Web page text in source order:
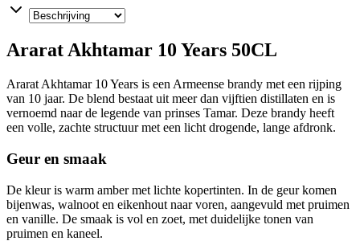
Ararat Akhtamar 10 Years 50CL
Ararat Akhtamar 10 Years is een Armeense brandy met een rijping
van 10 jaar. De blend bestaat uit meer dan vijftien distillaten en is
vernoemd naar de legende van prinses Tamar. Deze brandy heeft
een volle, zachte structuur met een licht drogende, lange afdronk.
Geur en smaak
De kleur is warm amber met lichte kopertinten. In de geur komen
bijenwas, walnoot en eikenhout naar voren, aangevuld met pruimen
en vanille. De smaak is vol en zoet, met duidelijke tonen van
pruimen en kaneel.